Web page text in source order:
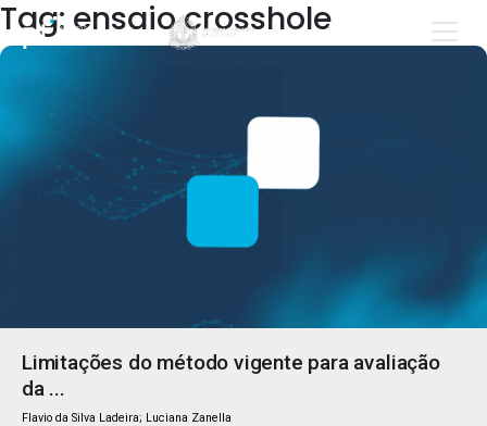
Tag: ensaio crosshole
Limitações do método vigente para avaliação
da ...
Flavio da Silva Ladeira; Luciana Zanella